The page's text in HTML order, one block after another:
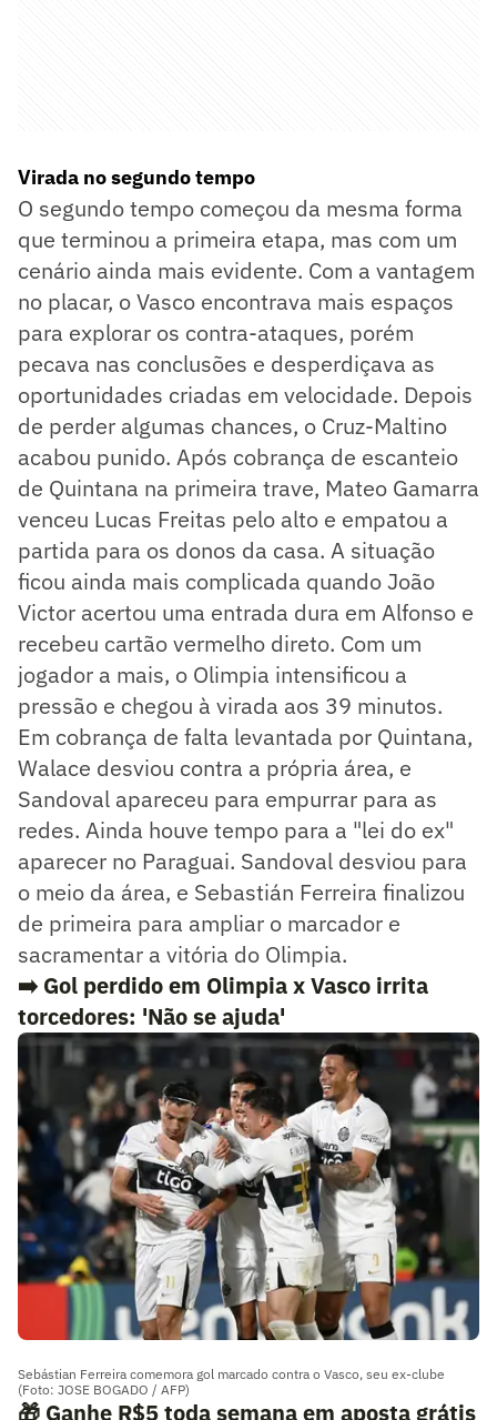
Virada no segundo tempo
O segundo tempo começou da mesma forma
que terminou a primeira etapa, mas com um
cenário ainda mais evidente. Com a vantagem
no placar, o Vasco encontrava mais espaços
para explorar os contra-ataques, porém
pecava nas conclusões e desperdiçava as
oportunidades criadas em velocidade. Depois
de perder algumas chances, o Cruz-Maltino
acabou punido. Após cobrança de escanteio
de Quintana na primeira trave, Mateo Gamarra
venceu Lucas Freitas pelo alto e empatou a
partida para os donos da casa. A situação
ficou ainda mais complicada quando João
Victor acertou uma entrada dura em Alfonso e
recebeu cartão vermelho direto. Com um
jogador a mais, o Olimpia intensificou a
pressão e chegou à virada aos 39 minutos.
Em cobrança de falta levantada por Quintana,
Walace desviou contra a própria área, e
Sandoval apareceu para empurrar para as
redes. Ainda houve tempo para a "lei do ex"
aparecer no Paraguai. Sandoval desviou para
o meio da área, e Sebastián Ferreira finalizou
de primeira para ampliar o marcador e
sacramentar a vitória do Olimpia.
➡️ Gol perdido em Olimpia x Vasco irrita
torcedores: 'Não se ajuda'
Sebástian Ferreira comemora gol marcado contra o Vasco, seu ex-clube
(Foto: JOSE BOGADO / AFP)
🎁 Ganhe R$5 toda semana em aposta grátis